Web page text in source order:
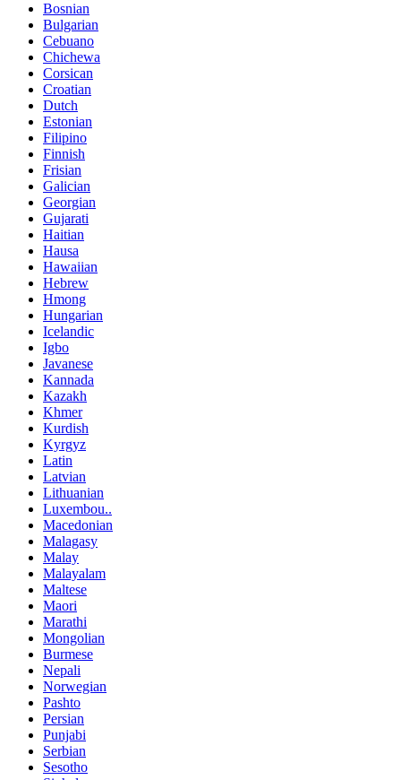
Bosnian
Bulgarian
Cebuano
Chichewa
Corsican
Croatian
Dutch
Estonian
Filipino
Finnish
Frisian
Galician
Georgian
Gujarati
Haitian
Hausa
Hawaiian
Hebrew
Hmong
Hungarian
Icelandic
Igbo
Javanese
Kannada
Kazakh
Khmer
Kurdish
Kyrgyz
Latin
Latvian
Lithuanian
Luxembou..
Macedonian
Malagasy
Malay
Malayalam
Maltese
Maori
Marathi
Mongolian
Burmese
Nepali
Norwegian
Pashto
Persian
Punjabi
Serbian
Sesotho